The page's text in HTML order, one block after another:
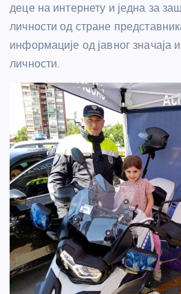
деце на интернету и једна за
личности од стране
информације од јавног значаја
личности.